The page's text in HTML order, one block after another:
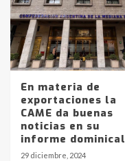
En materia de
exportaciones la
CAME da buenas
noticias en su
informe dominical
29 diciembre, 2024